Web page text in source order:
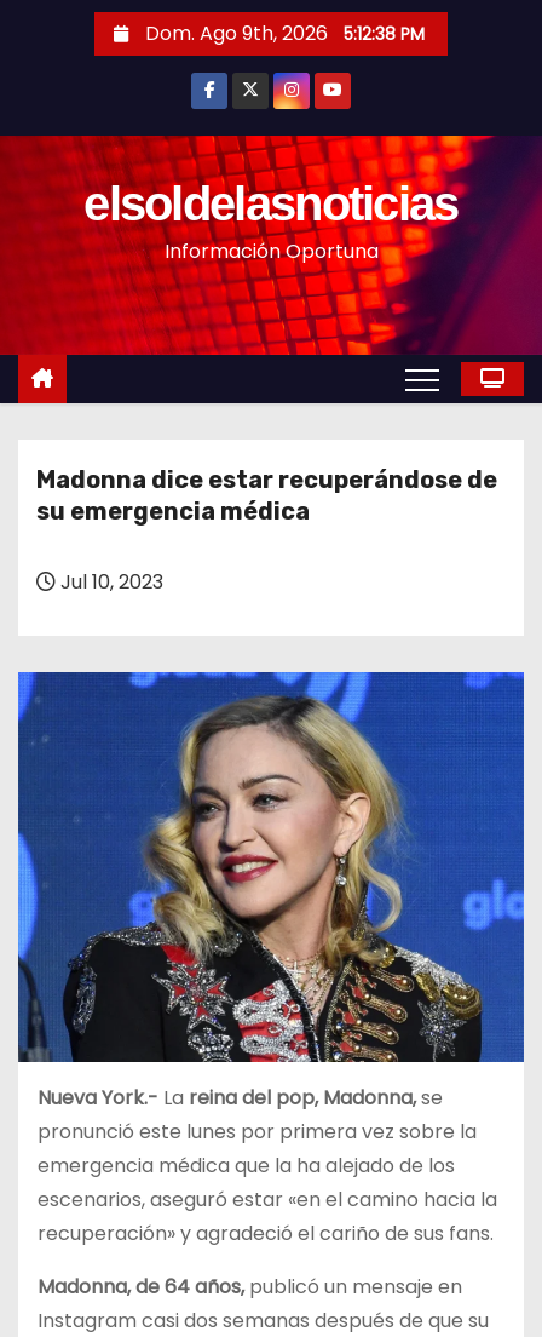
n
Dom. Ago 9th, 2026 5:12:40 PM
elsoldelasnoticias
Información Oportuna
Madonna dice estar recuperándose de
su emergencia médica
Jul 10, 2023
Nueva York.- La reina del pop, Madonna,se
pronunció este lunes por primera vez sobre la
emergencia médica que la ha alejado de los
escenarios, aseguró estar «en el camino hacia la
recuperación» y agradeció el cariño de sus fans.
Madonna, de 64 años,publicó un mensaje en
Instagram casi dos semanas después de que su